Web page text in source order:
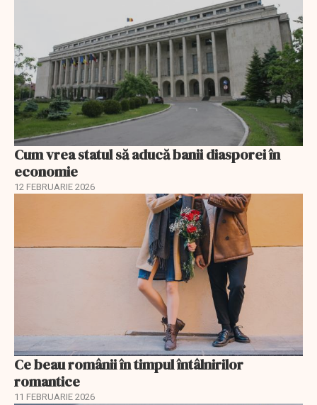
Cum vrea statul să aducă banii diasporei în
economie
12 FEBRUARIE 2026
Ce beau românii în timpul întâlnirilor
romantice
11 FEBRUARIE 2026